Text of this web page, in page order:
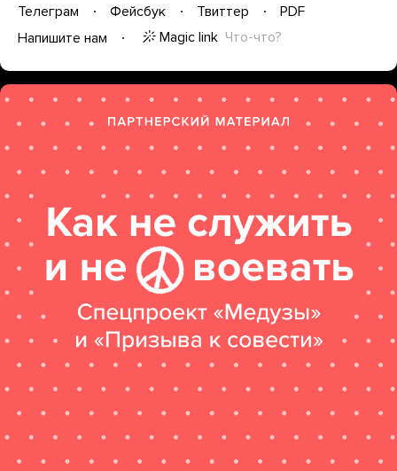
Телеграм Фейсбук Твиттер
PDF
Напишите нам
Magic link Что-что?